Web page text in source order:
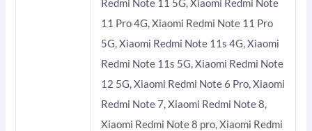
Redmi Note 11 5G, Xiaomi Redmi Note
11 Pro 4G, Xiaomi Redmi Note 11 Pro
5G, Xiaomi Redmi Note 11s 4G, Xiaomi
Redmi Note 11s 5G, Xiaomi Redmi Note
12 5G, Xiaomi Redmi Note 6 Pro, Xiaomi
Redmi Note 7, Xiaomi Redmi Note 8,
Xiaomi Redmi Note 8 pro, Xiaomi Redmi